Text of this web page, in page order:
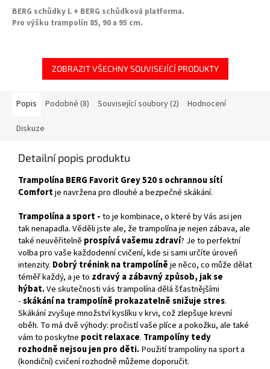
BERG schůdky L + BERG schůdková platforma.
Pro výšku trampolín 85, 90 a 95 cm.
ZOBRAZIT VŠECHNY SOUVISEJÍCÍ PRODUKTY
Popis Podobné (8) Související soubory (2) Hodnocení
Diskuze
Detailní popis produktu
Trampolína BERG Favorit Grey 520 s ochrannou sítí
Comfortje navržena pro dlouhé a bezpečné skákání.
Trampolína a sport -to je kombinace, o které by Vás asi jen
tak nenapadla. Věděli jste ale, že trampolína je nejen zábava, ale
také neuvěřitelně prospívá vašemu zdraví? Je to perfektní
volba pro vaše každodenní cvičení, kde si sami určíte úroveň
intenzity. Dobrý trénink na trampolíněje něco, co může dělat
téměř každý, a je to zdravý a zábavný způsob, jak se
hýbat.Ve skutečnosti vás trampolína dělá šťastnějšími
-skákání na trampolíně prokazatelně snižuje stres.
Skákání zvyšuje množství kyslíku v krvi, což zlepšuje krevní
oběh. To má dvě výhody: pročistí vaše plíce a pokožku, ale také
vám to poskytne pocit relaxace. Trampolíny tedy
rozhodně nejsou jen pro děti.Použití trampolíny na sport a
(kondiční) cvičení rozhodně můžeme doporučit.